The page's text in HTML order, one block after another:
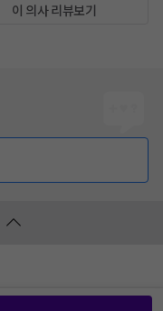
이 의사 리뷰보기